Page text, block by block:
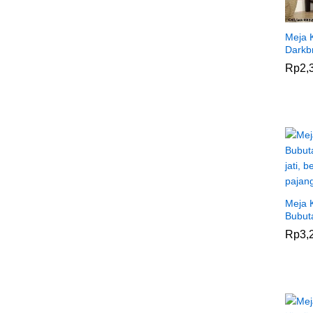
Meja
Rp
Rp
Meja
Rp
Rp